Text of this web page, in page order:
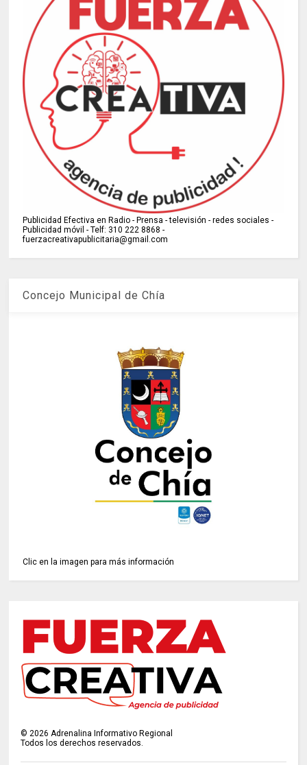
Publicidad Efectiva en Radio - Prensa - televisión - redes sociales -
Publicidad móvil - Telf: 310 222 8868 -
fuerzacreativapublicitaria@gmail.com
Concejo Municipal de Chía
Clic en la imagen para más información
©2026 Adrenalina Informativo Regional
Todos los derechos reservados.